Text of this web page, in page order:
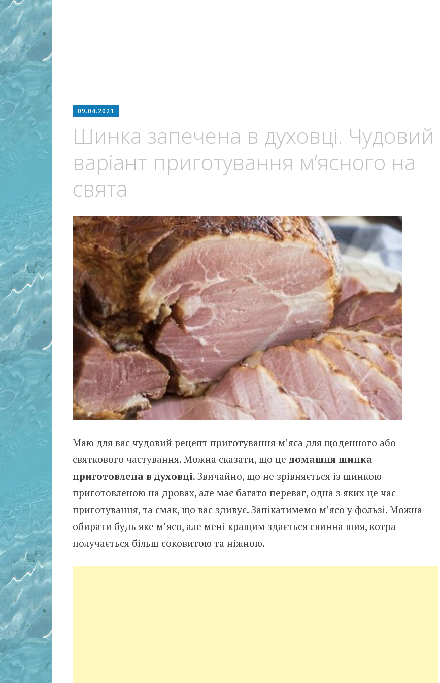
09.04.2021
Шинка запечена в духовці. Чудовий
варіант приготування м’ясного на
свята
Маю для вас чудовий рецепт приготування м’яса для щоденного або
святкового частування. Можна сказати, що це домашня шинка
приготовлена в духовці. Звичайно, що не зрівняється із шинкою
приготовленою на дровах, але має багато переваг, одна з яких це час
приготування, та смак, що вас здивує. Запікатимемо м’ясо у фользі. Можна
обирати будь яке м’ясо, але мені кращим здається свинна шия, котра
получається більш соковитою та ніжною.